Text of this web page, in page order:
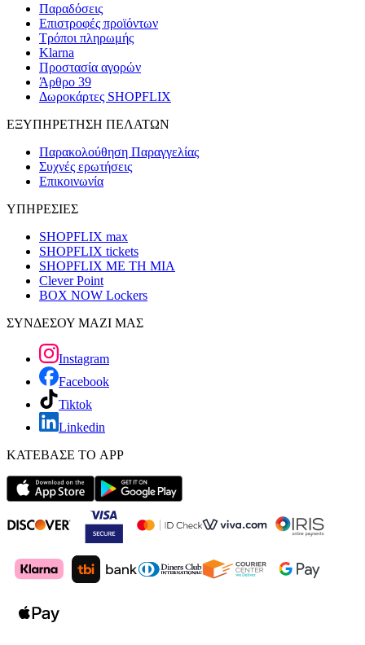
Παραδόσεις
Επιστροφές προϊόντων
Τρόποι πληρωμής
Klarna
Προστασία αγορών
Άρθρο 39
Δωροκάρτες SHOPFLIX
ΕΞΥΠΗΡΕΤΗΣΗ ΠΕΛΑΤΩΝ
Παρακολούθηση Παραγγελίας
Συχνές ερωτήσεις
Επικοινωνία
ΥΠΗΡΕΣΙΕΣ
SHOPFLIX max
SHOPFLIX tickets
SHOPFLIX ΜΕ ΤΗ ΜΙΑ
Clever Point
BOX NOW Lockers
ΣΥΝΔΕΣΟΥ ΜΑΖΙ ΜΑΣ
Instagram
Facebook
Tiktok
Linkedin
ΚΑΤΕΒΑΣΕ ΤΟ APP